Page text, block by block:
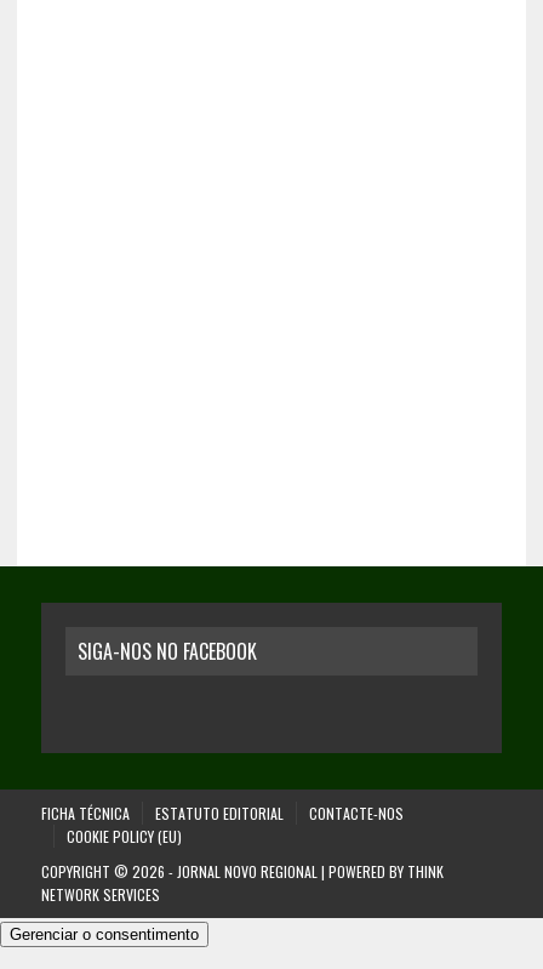
SIGA-NOS NO FACEBOOK
FICHA TÉCNICA ESTATUTO EDITORIAL
CONTACTE-NOS
COOKIE POLICY (EU)
COPYRIGHT © 2026 - JORNAL NOVO REGIONAL | POWERED BY THINK
NETWORK SERVICES
Gerenciar o consentimento